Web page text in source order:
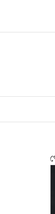
content